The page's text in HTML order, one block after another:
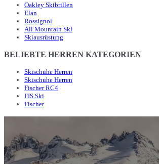
Oakley Skibrillen
Elan
Rossignol
All Mountain Ski
Skiausrüstung
BELIEBTE HERREN KATEGORIEN
Skischuhe Herren
Skischuhe Herren
Fischer RC4
FIS Ski
Fischer